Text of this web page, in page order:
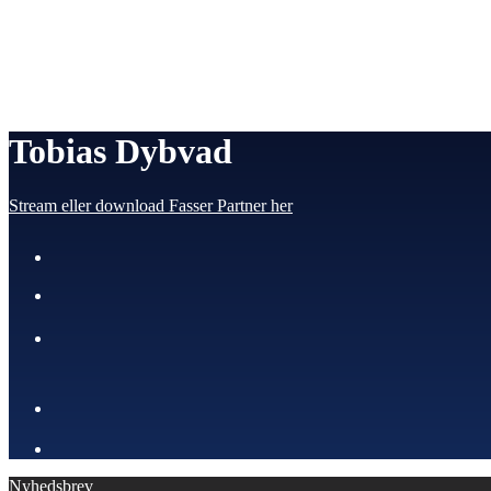
Tobias Dybvad
Stream eller download Fasser Partner her
Nyhedsbrev